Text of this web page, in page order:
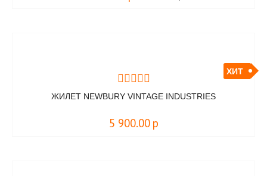
ХИТ
ЖИЛЕТ NEWBURY VINTAGE INDUSTRIES
5 900.00 р